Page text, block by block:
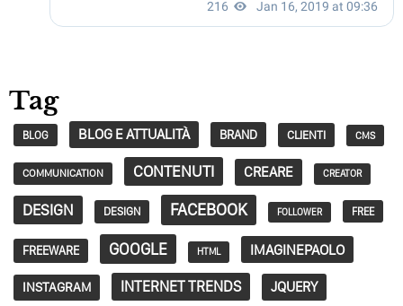
Tag
BLOG BLOG E ATTUALITÀ BRAND CLIENTI CMS
COMMUNICATION CONTENUTI CREARE CREATOR
DESIGN DESIGN FACEBOOK FOLLOWER FREE
FREEWARE GOOGLE HTML IMAGINEPAOLO
INSTAGRAM INTERNET TRENDS JQUERY